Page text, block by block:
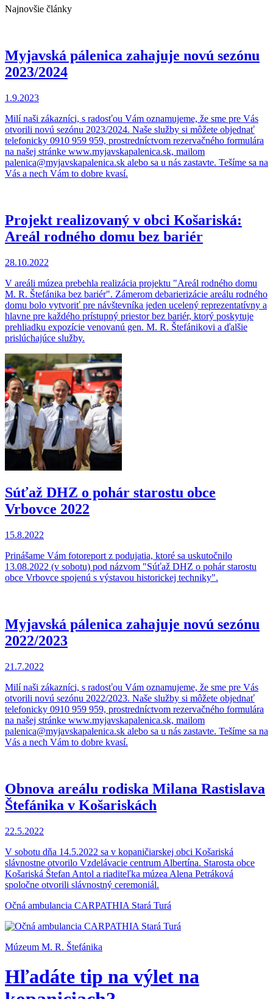
Najnovšie články
Myjavská pálenica zahajuje novú sezónu
2023/2024
1.9.2023
Milí naši zákazníci, s radosťou Vám oznamujeme, že sme pre Vás
otvorili novú sezónu 2023/2024. Naše služby si môžete objednať
telefonicky 0910 959 959, prostredníctvom rezervačného formulára
na našej stránke www.myjavskapalenica.sk, mailom
palenica@myjavskapalenica.sk alebo sa u nás zastavte. Tešíme sa na
Vás a nech Vám to dobre kvasí.
Projekt realizovaný v obci Košariská:
Areál rodného domu bez bariér
28.10.2022
V areáli múzea prebehla realizácia projektu "Areál rodného domu
M. R. Štefánika bez bariér". Zámerom debarierizácie areálu rodného
domu bolo vytvoriť pre návštevníka jeden ucelený reprezentatívny a
hlavne pre každého prístupný priestor bez bariér, ktorý poskytuje
prehliadku expozície venovanú gen. M. R. Štefánikovi a ďalšie
prislúchajúce služby.
Súťaž DHZ o pohár starostu obce
Vrbovce 2022
15.8.2022
Prinášame Vám fotoreport z podujatia, ktoré sa uskutočnilo
13.08.2022 (v sobotu) pod názvom "Súťaž DHZ o pohár starostu
obce Vrbovce spojenú s výstavou historickej techniky".
Myjavská pálenica zahajuje novú sezónu
2022/2023
21.7.2022
Milí naši zákazníci, s radosťou Vám oznamujeme, že sme pre Vás
otvorili novú sezónu 2022/2023. Naše služby si môžete objednať
telefonicky 0910 959 959, prostredníctvom rezervačného formulára
na našej stránke www.myjavskapalenica.sk, mailom
palenica@myjavskapalenica.sk alebo sa u nás zastavte. Tešíme sa na
Vás a nech Vám to dobre kvasí.
Obnova areálu rodiska Milana Rastislava
Štefánika v Košariskách
22.5.2022
V sobotu dňa 14.5.2022 sa v kopaničiarskej obci Košariská
slávnostne otvorilo Vzdelávacie centrum Albertína. Starosta obce
Košariská Štefan Antol a riaditeľka múzea Alena Petráková
spoločne otvorili slávnostný ceremoniál.
Očná ambulancia CARPATHIA Stará Turá
Múzeum M. R. Štefánika
Hľadáte tip na výlet na